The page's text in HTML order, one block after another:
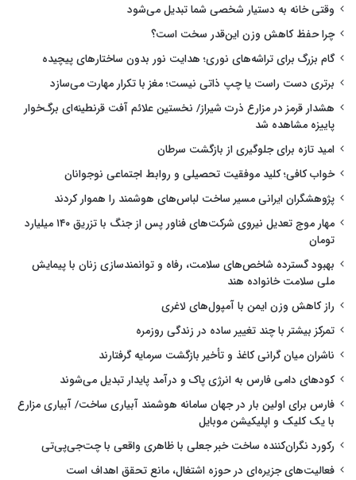
وقتی خانه به دستیار شخصی شما تبدیل می‌شود
چرا حفظ کاهش وزن این‌قدر سخت است؟
گام بزرگ برای تراشه‌های نوری؛ هدایت نور بدون ساختارهای پیچیده
برتری دست راست یا چپ ذاتی نیست؛ مغز با تکرار مهارت می‌سازد
هشدار قرمز در مزارع ذرت شیراز/ نخستین علائم آفت قرنطینه‌ای برگ‌خوار
پاییزه مشاهده شد
امید تازه برای جلوگیری از بازگشت سرطان
خواب کافی؛ کلید موفقیت تحصیلی و روابط اجتماعی نوجوانان
پژوهشگران ایرانی مسیر ساخت لباس‌های هوشمند را هموار کردند
مهار موج تعدیل نیروی شرکت‌های فناور پس از جنگ با تزریق ۱۴۰ میلیارد
تومان
بهبود گسترده شاخص‌های سلامت، رفاه و توانمندسازی زنان با پیمایش
ملی سلامت خانواده هند
راز کاهش وزن ایمن با آمپول‌های لاغری
تمرکز بیشتر با چند تغییر ساده در زندگی روزمره
ناشران میان گرانی کاغذ و تأخیر بازگشت سرمایه گرفتارند
کودهای دامی فارس به انرژی پاک و درآمد پایدار تبدیل می‌شوند
فارس برای اولین بار در جهان سامانه هوشمند آبیاری ساخت/ آبیاری مزارع
با یک کلیک و اپلیکیشن موبایل
رکورد نگران‌کننده ساخت خبر جعلی با ظاهری واقعی با چت‌جی‌پی‌تی
فعالیت‌های جزیره‌ای در حوزه اشتغال، مانع تحقق اهداف است